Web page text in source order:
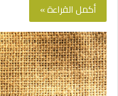
أكمل القراءة »